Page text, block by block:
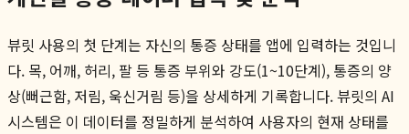
뷰릿 사용의 첫 단계는 자신의 통증 상태를 앱에 입력하는 것입니
다. 목, 어깨, 허리, 팔 등 통증 부위와 강도(1~10단계), 통증의 양
상(뻐근함, 저림, 욱신거림 등)을 상세하게 기록합니다. 뷰릿의 AI
시스템은 이 데이터를 정밀하게 분석하여 사용자의 현재 상태를